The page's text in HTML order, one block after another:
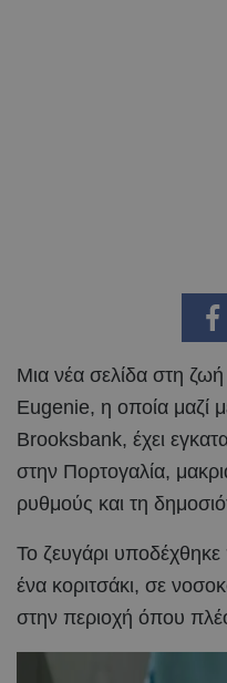
Μια νέα σελίδα στη
Eugenie, η οποία μαζί
Brooksbank, έχει
στην Πορτογαλία,
ρυθμούς και τη
Το ζευγάρι υποδέχθηκε
ένα κοριτσάκι, σε
στην περιοχή όπου